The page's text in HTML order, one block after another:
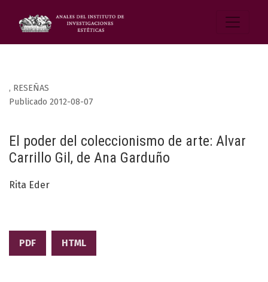
, RESEÑAS
El poder del coleccionismo de arte: Alvar
Carrillo Gil, de Ana Garduño
Publicado 2012-08-07
Rita Eder
PDF HTML